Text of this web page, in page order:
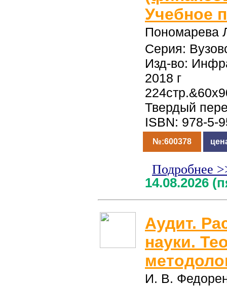
Учебное
Пономарева
Серия:
Изд-во:
2018 г
Твердый
ISBN: 978-5-
№:600378
Подробнее
14.08.2026
Аудит.
науки.
И. В.